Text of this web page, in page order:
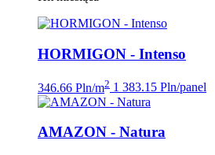
HORMIGON - Intenso
346.66 Pln/m2 1 383.15 Pln/panel
AMAZON - Natura